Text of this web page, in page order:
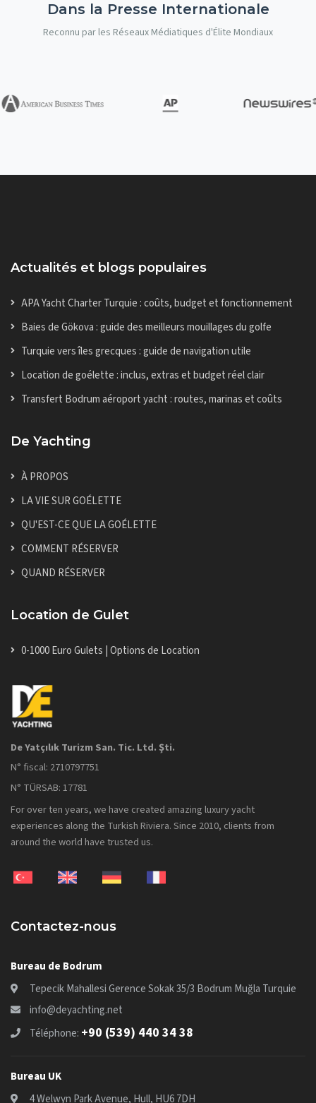
Dans la Presse Internationale
Reconnu par les Réseaux Médiatiques d'Élite Mondiaux
Actualités et blogs populaires
APA Yacht Charter Turquie : coûts, budget et fonctionnement
Baies de Gökova : guide des meilleurs mouillages du golfe
Turquie vers îles grecques : guide de navigation utile
Location de goélette : inclus, extras et budget réel clair
Transfert Bodrum aéroport yacht : routes, marinas et coûts
De Yachting
À PROPOS
LA VIE SUR GOÉLETTE
QU'EST-CE QUE LA GOÉLETTE
COMMENT RÉSERVER
QUAND RÉSERVER
Location de Gulet
0-1000 Euro Gulets | Options de Location
De Yatçılık Turizm San. Tic. Ltd. Şti.
N° fiscal: 2710797751
N° TÜRSAB: 17781
For over ten years, we have created amazing luxury yacht
experiences along the Turkish Riviera. Since 2010, clients from
around the world have trusted us.
Contactez-nous
Bureau de Bodrum
Tepecik Mahallesi Gerence Sokak 35/3 Bodrum Muğla Turquie
info@deyachting.net
Téléphone: +90 (539) 440 34 38
Bureau UK
4 Welwyn Park Avenue, Hull, HU6 7DH